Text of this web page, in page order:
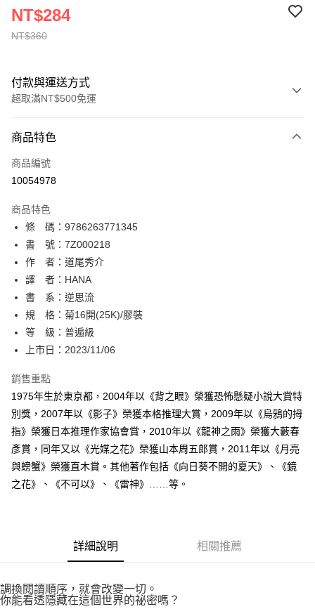
NT$360
NT$284
付款與運送方式
超取滿NT$500免運
信用卡一次付款
超商取貨付款
相關說明
【關於「AFTEE先享後付」】
AFTEE先享後付是「在收到商品之後才付款」的支付方式。 讓您購物簡單
便利好安心！
１．簡單：不需註冊會員、不需綁卡、不需儲值。
２．便利：只要手機號碼，簡訊認證，即可結帳。
３．安心：先確認商品／服務後，再付款。
【「AFTEE先享後付」結帳流程】
１．於結帳方式選擇「AFTEE先享後付」後，將跳轉至「AFTEE先享後付」
結帳頁面，進行簡訊認證並確認金額後，即可完成結帳。
２．訂單成立數日內，您將收到繳費通知簡訊。
ATM／網路銀行／等多元方式進行付款，方視為交易完成。
※ 請注意：結帳手續完成當下不需立刻繳費，但若您需要取消訂單，請聯絡
購買商品的店家。未經商家同意取消之訂單仍視為有效，需透過AFTEE先享
後付繳納相關費用。
※ 交易是否成功請以「AFTEE先享後付 」之結帳頁面顯示為準，若有關於
是否繳費成功／繳費後需取消欲退款等相關疑問，請聯繫「AFTEE先享後付
【注意事項】
https://aftee.tw/terms/#terms3
３．未成年的使用者請事先徵得法定代理人或監護人之同意方可使用
任。
４．使用「AFTEE先享後付」時，將依據個別帳號之用戶狀況，依本公司即
ATM付款
運送方式
全家取貨付款
每筆NT$80，滿NT$500(含以上)免運費
付款後全家取貨
每筆NT$80，滿NT$500(含以上)免運費
付款後萊爾富取貨
每筆NT$80，滿NT$500(含以上)免運費
7-11取貨付款
每筆NT$80，滿NT$500(含以上)免運費
每筆NT$100，滿NT$800(含以上)免運費
商品特色
商品編號
10054978
商品特色
條 碼：9786263771345
書 號：7Z000218
作 者：道尾秀介
譯 者：HANA
書 系：逆思流
規 格：菊16開(25K)/膠裝
等 級：普遍級
上市日：2023/11/06
銷售重點
1975年生於東京都，2004年以《背之眼》榮獲恐怖懸疑小說大賞特
別獎，2007年以《影子》榮獲本格推理大賞，2009年以《烏鴉的拇
指》榮獲日本推理作家協會賞，2010年以《龍神之雨》榮獲大藪春
彥賞，同年又以《光媒之花》榮獲山本周五郎賞，2011年以《月亮
與螃蟹》榮獲直木賞。其他著作包括《向日葵不開的夏天》、《鏡
之花》、《不可以》、《雷神》……等。
詳細說明 相關推薦
調換閱讀順序，就會改變一切。
你能看透隱藏在這個世界的祕密嗎？